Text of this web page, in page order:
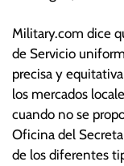
Military.com dice
de Servicio
precisa y
los mercados
cuando no se
Oficina del
de los diferentes